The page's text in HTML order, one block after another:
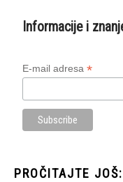
Informacije i
E-mail adresa*
PROČITAJTE JOŠ: